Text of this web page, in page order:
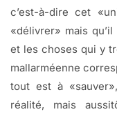
c’est-à-dire cet
«délivrer» mais
et les choses qui y
mallarméenne
tout est à
réalité, mais